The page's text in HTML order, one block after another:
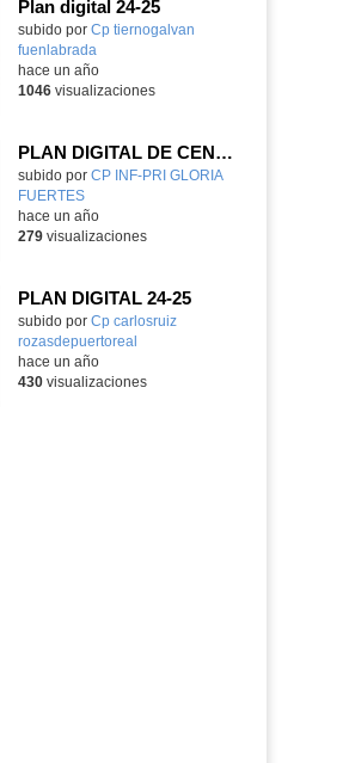
Plan digital 24-25
Contenido educativo.
subido por Cp tiernogalvan
fuenlabrada
hace un año
1046visualizaciones
PLAN DIGITAL DE CENTRO 24-25
Contenido educativo.
subido por CP INF-PRI GLORIA
FUERTES-
hace un año
279visualizaciones
PLAN DIGITAL 24-25
subido por Cp carlosruiz
rozasdepuertoreal
hace un año
430visualizaciones